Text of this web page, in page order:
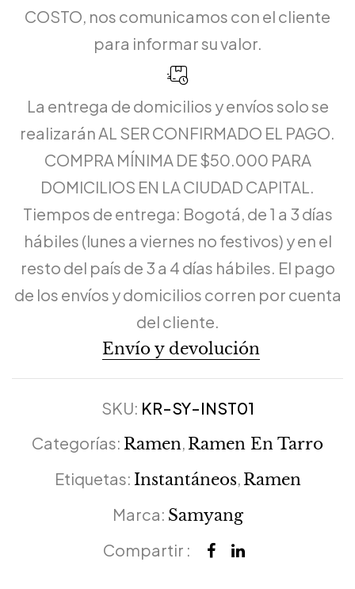
COSTO, nos comunicamos con el cliente
para informar su valor.
La entrega de domicilios y envíos solo se
realizarán AL SER CONFIRMADO EL PAGO.
COMPRA MÍNIMA DE $50.000 PARA
DOMICILIOS EN LA CIUDAD CAPITAL.
Tiempos de entrega: Bogotá, de 1 a 3 días
hábiles (lunes a viernes no festivos) y en el
resto del país de 3 a 4 días hábiles. El pago
de los envíos y domicilios corren por cuenta
del cliente.
Envío y devolución
SKU: KR-SY-INST01
Categorías: Ramen Ramen En Tarro
Etiquetas: Instantáneos Ramen
Marca: Samyang
Compartir :